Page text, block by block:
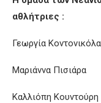
αθλήτριες :
Γεωργία
Μαριάννα
Καλλιόπη